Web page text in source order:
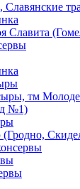
Славянские
Славита
тм
№1)